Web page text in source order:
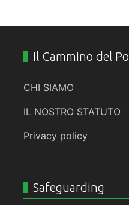
Il Cammino del Po
CHI SIAMO
IL NOSTRO STATUTO
Privacy policy
Safeguarding